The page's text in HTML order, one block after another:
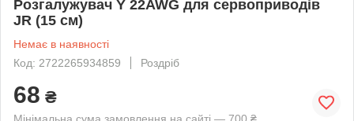
Розгалужувач Y 22AWG для сервоприводів
JR (15 см)
Немає в наявності
Код: 2722265934859
Роздріб
68 ₴
Мінімальна сума замовлення на сайті — 700 ₴